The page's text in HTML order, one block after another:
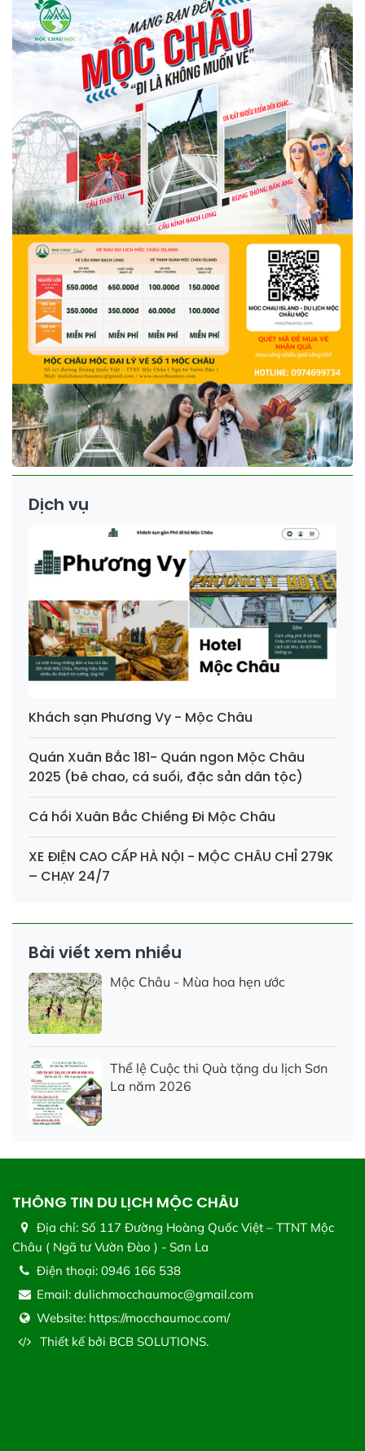
Dịch vụ
Khách sạn Phương Vy - Mộc Châu
Quán Xuân Bắc 181- Quán ngon Mộc Châu
2025 (bê chao, cá suối, đặc sản dân tộc)
Cá hồi Xuân Bắc Chiềng Đi Mộc Châu
XE ĐIỆN CAO CẤP HÀ NỘI - MỘC CHÂU CHỈ 279K
– CHẠY 24/7
Bài viết xem nhiều
Mộc Châu - Mùa hoa hẹn ước
Thể lệ Cuộc thi Quà tặng du lịch Sơn
La năm 2026
THÔNG TIN DU LỊCH MỘC CHÂU
Địa chỉ: Số 117 Đường Hoàng Quốc Việt – TTNT Mộc
Châu ( Ngã tư Vườn Đào ) - Sơn La
Điện thoại: 0946 166 538
Email: dulichmocchaumoc@gmail.com
Website: https://mocchaumoc.com/
Thiết kế bởi BCB SOLUTIONS.